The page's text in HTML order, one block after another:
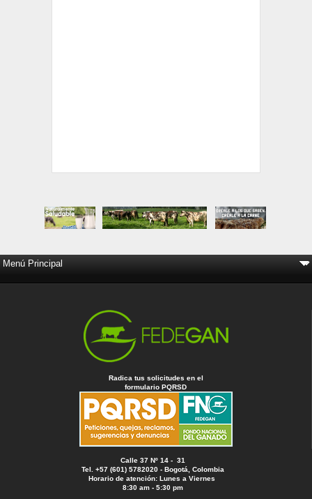
Radica tus solicitudes en el
formulario PQRSD
Calle 37 Nº 14 - 31
Tel. +57 (601) 5782020 - Bogotá, Colombia
Horario de atención: Lunes a Viernes
8:30 am - 5:30 pm